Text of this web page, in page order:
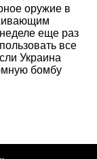
оружие в
еще раз
все
Украина
бомбу